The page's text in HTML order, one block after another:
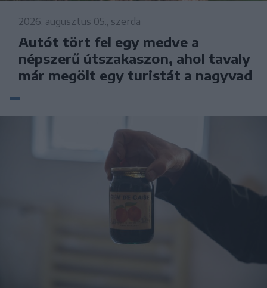
2026. augusztus 05., szerda
Autót tört fel egy medve a
népszerű útszakaszon, ahol tavaly
már megölt egy turistát a nagyvad